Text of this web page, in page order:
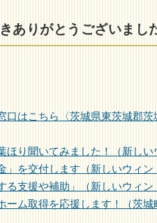
口はこちら〈茨城県東茨城郡
ほり聞いてみました！（新しい
」を交付します（新しいウィン
る支援や補助」（新しいウィン
ーム取得を応援します！（茨